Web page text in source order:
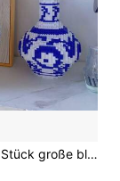
Ungefähr 5000 Stück große blaue und weiße Porzellan Vase Bauklötze, 28cm hoch nach dem Zusammenbau. Geeignet als Geschenk für Freunde und Familie. Dies ist ein anspruchsvoller Vase Bauklötzchen-Set, der auch als Blumenvase verwendet werden kann (inklusive Hammer-Werkzeug)